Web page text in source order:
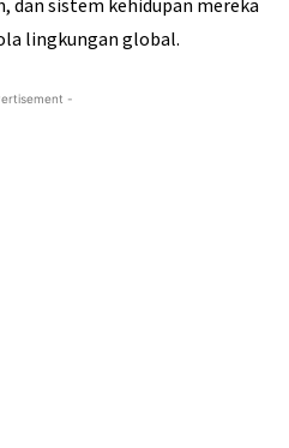
dan sistem kehidupan mereka
lingkungan global.
-